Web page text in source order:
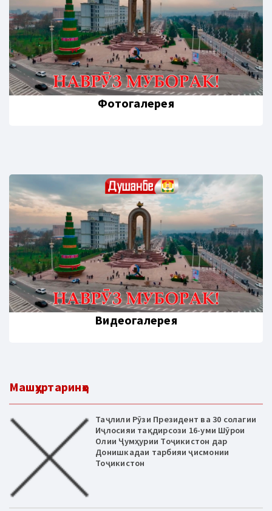
Фотогалерея
Видеогалерея
Машҳуртаринҳо
Таҷлили Рӯзи Президент ва 30 солагии
Иҷлосияи тақдирсози 16-уми Шӯрои
Олии Ҷумҳурии Тоҷикистон дар
Донишкадаи тарбияи ҷисмонии
Тоҷикистон